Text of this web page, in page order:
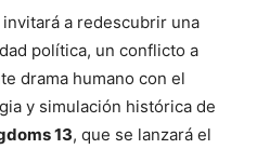
a redescubrir una
política, un conflicto a
drama humano con el
y simulación histórica de
13, que se lanzará el